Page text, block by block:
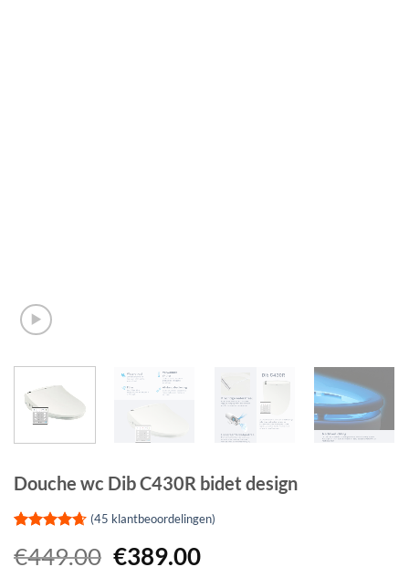
Douche wc Dib C430R bidet design
4.62op 5
gebaseerd
(45 klantbeoordelingen)
€449.00 €389.00